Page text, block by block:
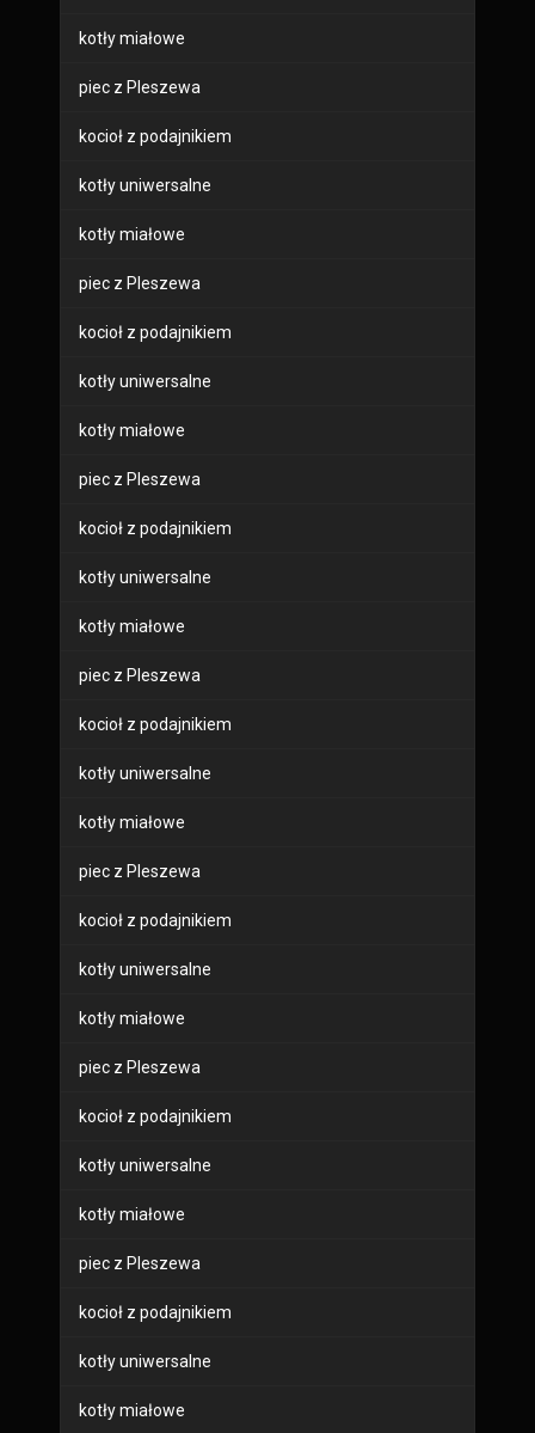
kotły miałowe
piec z Pleszewa
kocioł z podajnikiem
kotły uniwersalne
kotły miałowe
piec z Pleszewa
kocioł z podajnikiem
kotły uniwersalne
kotły miałowe
piec z Pleszewa
kocioł z podajnikiem
kotły uniwersalne
kotły miałowe
piec z Pleszewa
kocioł z podajnikiem
kotły uniwersalne
kotły miałowe
piec z Pleszewa
kocioł z podajnikiem
kotły uniwersalne
kotły miałowe
piec z Pleszewa
kocioł z podajnikiem
kotły uniwersalne
kotły miałowe
piec z Pleszewa
kocioł z podajnikiem
kotły uniwersalne
kotły miałowe